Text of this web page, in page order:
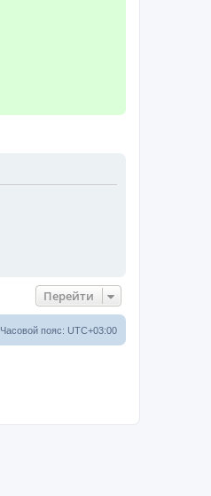
Перейти
Часовой пояс: UTC+03:00